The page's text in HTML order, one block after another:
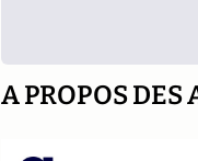
A PROPOS DES